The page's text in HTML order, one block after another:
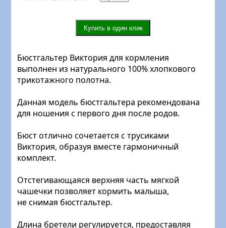
Бюстгальтер Виктория для кормления
выполнен из натурального 100% хлопкового
трикотажного полотна.
Данная модель бюстгальтера рекомендована
для ношения с первого дня после родов.
Бюст отлично сочетается с трусиками
Виктория, образуя вместе гармоничный
комплект.
Отстегивающаяся верхняя часть мягкой
чашечки позволяет кормить малыша,
не снимая бюстгальтер.
Длина бретели регулируется, предоставляя